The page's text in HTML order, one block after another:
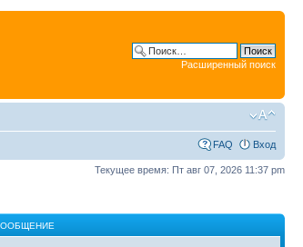
Расширенный поиск
FAQ Вход
Текущее время: Пт авг 07, 2026 11:37 pm